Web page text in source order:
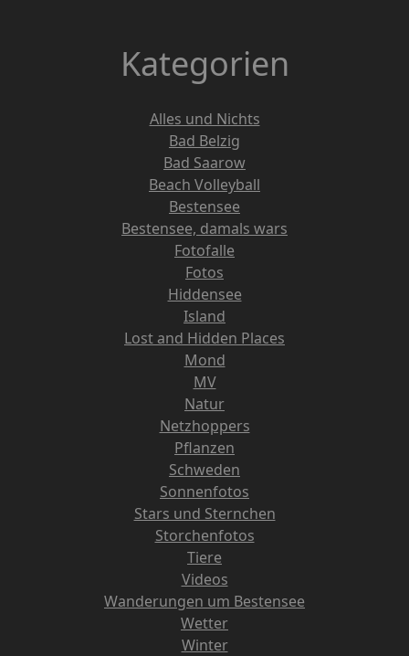
Kategorien
Alles und Nichts
Bad Belzig
Bad Saarow
Beach Volleyball
Bestensee
Bestensee, damals wars
Fotofalle
Fotos
Hiddensee
Island
Lost and Hidden Places
Mond
MV
Natur
Netzhoppers
Pflanzen
Schweden
Sonnenfotos
Stars und Sternchen
Storchenfotos
Tiere
Videos
Wanderungen um Bestensee
Wetter
Winter